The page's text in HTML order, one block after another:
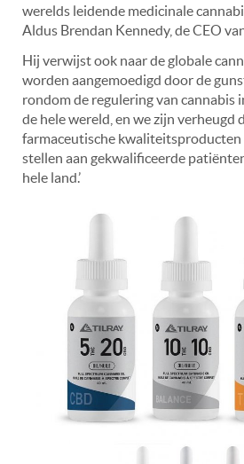
werelds leidende medicinale
Aldus Brendan Kennedy, de CEO
Hij verwijst ook naar de globale
worden aangemoedigd door de
rondom de regulering van cannabis
de hele wereld, en we zijn verheugd
farmaceutische kwaliteitsproducten
stellen aan gekwalificeerde
hele land.’